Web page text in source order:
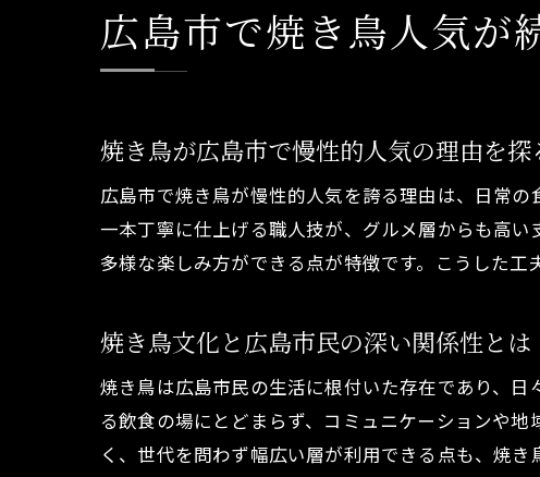
広島市で焼き鳥人気が
焼き鳥が広島市で慢性的人気の理由を探
広島市で焼き鳥が慢性的人気を誇る理由は、日常
一本丁寧に仕上げる職人技が、グルメ層からも高い
多様な楽しみ方ができる点が特徴です。こうした工
焼き鳥文化と広島市民の深い関係性とは
焼き鳥は広島市民の生活に根付いた存在であり、
る飲食の場にとどまらず、コミュニケーションや
く、世代を問わず幅広い層が利用できる点も、焼き